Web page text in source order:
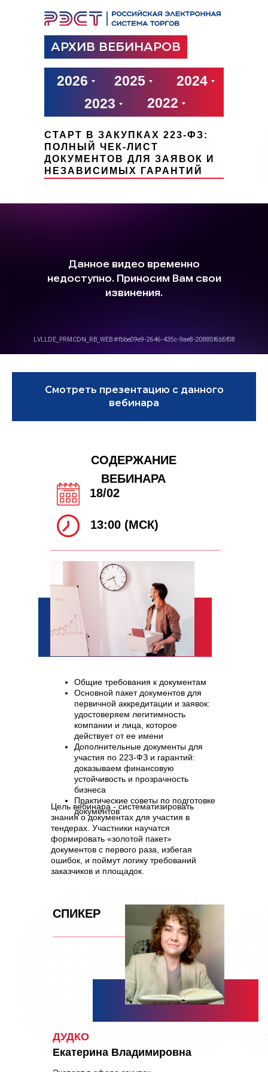
2022
2023
АРХИВ ВЕБИНАРОВ
2024
2025
2026
СТАРТ В ЗАКУПКАХ 223-ФЗ:
ПОЛНЫЙ ЧЕК-ЛИСТ
ДОКУМЕНТОВ ДЛЯ ЗАЯВОК И
НЕЗАВИСИМЫХ ГАРАНТИЙ
Смотреть презентацию с данного
вебинара
СОДЕРЖАНИЕ
ВЕБИНАРА
Общие требования к документам
Основной пакет документов для
первичной аккредитации и заявок:
удостоверяем легитимность
компании и лица, которое
действует от ее имени
Дополнительные документы для
участия по 223-ФЗ и гарантий:
доказываем финансовую
устойчивость и прозрачность
бизнеса
Практические советы по подготовке
документов
13:00 (МСК)
18/02
Цель вебинара - систематизировать
знания о документах для участия в
тендерах. Участники научатся
формировать «золотой пакет»
документов с первого раза, избегая
ошибок, и поймут логику требований
заказчиков и площадок.
ДУДКО
СПИКЕР
Екатерина Владимировна